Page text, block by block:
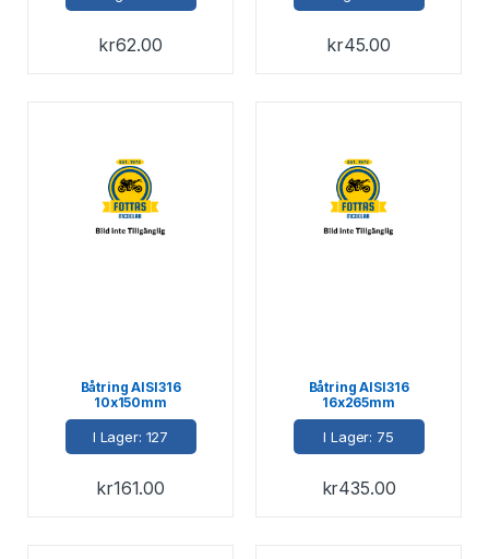
kr62.00 kr45.00
Båtring AISI316
10x150mm
I Lager: 127
kr161.00
Båtring AISI316
16x265mm
I Lager: 75
kr435.00